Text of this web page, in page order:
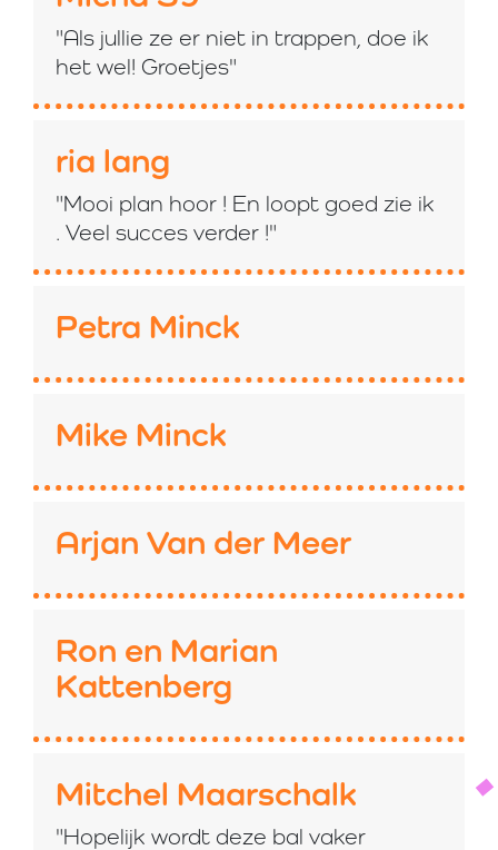
"Als jullie ze er niet in trappen, doe ik
het wel! Groetjes"
ria lang
"Mooi plan hoor ! En loopt goed zie ik
. Veel succes verder !"
Petra Minck
Mike Minck
Arjan Van der Meer
Ron en Marian
Kattenberg
Mitchel Maarschalk
"Hopelijk wordt deze bal vaker